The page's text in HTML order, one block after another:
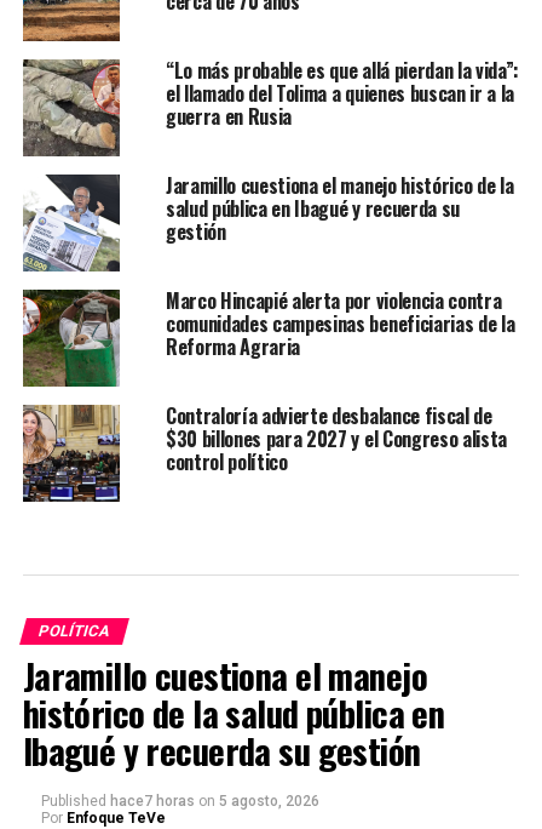
“Lo más probable es que allá pierdan la vida”:
el llamado del Tolima a quienes buscan ir a la
guerra en Rusia
Jaramillo cuestiona el manejo histórico de la
salud pública en Ibagué y recuerda su
gestión
Marco Hincapié alerta por violencia contra
comunidades campesinas beneficiarias de la
Reforma Agraria
Contraloría advierte desbalance fiscal de
$30 billones para 2027 y el Congreso alista
control político
POLÍTICA
Jaramillo cuestiona el manejo
histórico de la salud pública en
Ibagué y recuerda su gestión
Published hace7 horas on 5 agosto, 2026
Por Enfoque TeVe